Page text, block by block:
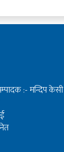
:- मन्दिप केसी